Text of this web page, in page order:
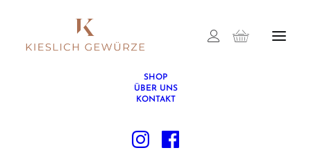
SHOP
ÜBER UNS
KONTAKT